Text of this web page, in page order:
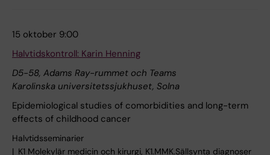
15 oktober 9:00
Halvtidskontroll: Karin Henning
D5-58, Adams Ray-rummet och Teams
Karolinska universitetssjukhuset, Solna
Epidemiological studies of comorbidities and long-term
effects of childhood cancer
Halvtidsseminarier
K1 Molekylär medicin och kirurgi, K1.MMK.Sällsynta diagnoser